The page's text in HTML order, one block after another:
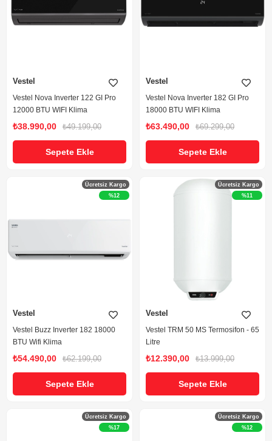
Vestel
Vestel Nova Inverter 122 GI Pro
12000 BTU WIFI Klima
₺38.990,00 ₺49.199,00
Sepete Ekle
Vestel
Vestel Nova Inverter 182 GI Pro
18000 BTU WIFI Klima
₺63.490,00 ₺69.299,00
Sepete Ekle
Vestel
Vestel Buzz Inverter 182 18000
BTU Wifi Klima
₺54.490,00 ₺62.199,00
Sepete Ekle
Ücretsiz Kargo
%12
Vestel
Vestel TRM 50 MS Termosifon - 65
Litre
₺12.390,00 ₺13.999,00
Sepete Ekle
Ücretsiz Kargo
%11
Ücretsiz Kargo
%17
Ücretsiz Kargo
%12